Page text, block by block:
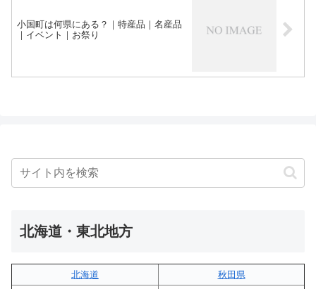
小国町は何県にある？｜特産品｜名産品
｜イベント｜お祭り
北海道・東北地方
北海道
秋田県